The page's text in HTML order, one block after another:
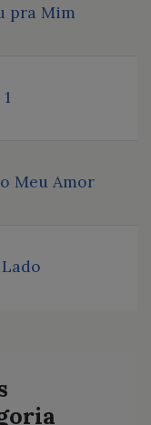
pra Mim
Meu Amor